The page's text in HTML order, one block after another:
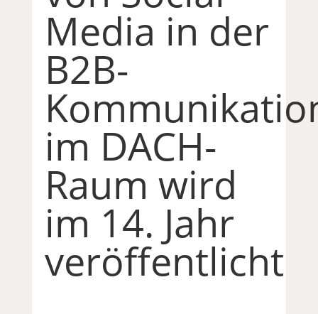
Media in der
B2B-
im DACH-
Raum wird
im 14. Jahr
veröffentlicht